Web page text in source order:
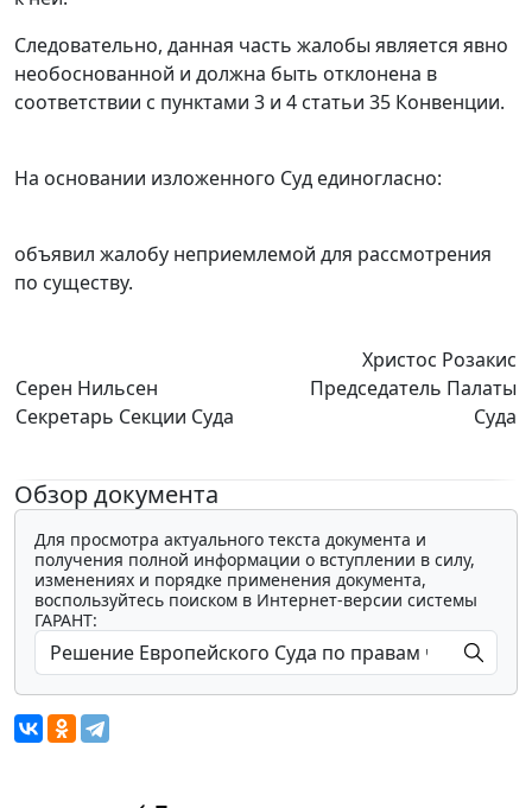
Следовательно, данная часть жалобы является явно
необоснованной и должна быть отклонена в
соответствии с пунктами 3 и 4 статьи 35 Конвенции.
На основании изложенного Суд единогласно:
объявил жалобу неприемлемой для рассмотрения
по существу.
Серен Нильсен
Секретарь Секции Суда
Христос Розакис
Председатель Палаты
Суда
Обзор документа
Для просмотра актуального текста документа и
получения полной информации о вступлении в силу,
изменениях и порядке применения документа,
воспользуйтесь поиском в Интернет-версии системы
ГАРАНТ: